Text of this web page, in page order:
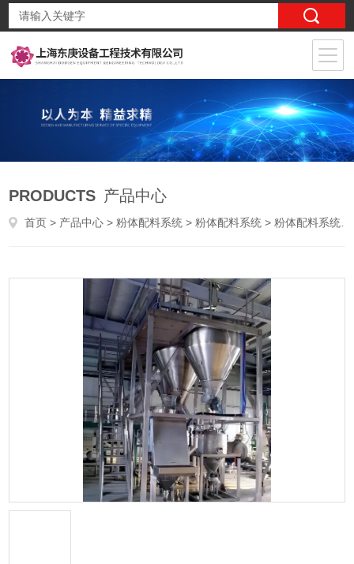
PRODUCTS 产品中心
首页 > 产品中心 >粉体配料系统 >粉体配料系统 > 粉体配料系统优势